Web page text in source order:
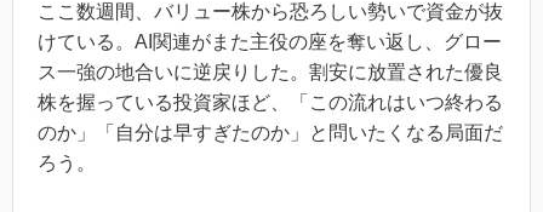
ここ数週間、バリュー株から恐ろしい勢いで資金が抜
けている。AI関連がまた主役の座を奪い返し、グロー
ス一強の地合いに逆戻りした。割安に放置された優良
株を握っている投資家ほど、「この流れはいつ終わる
のか」「自分は早すぎたのか」と問いたくなる局面だ
ろう。